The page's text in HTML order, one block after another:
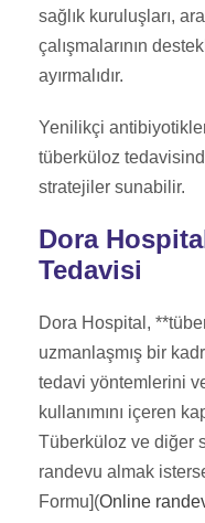
sağlık kuruluşları,
çalışmalarının
ayırmalıdır.
Yenilikçi
tüberküloz
stratejiler sunabilir.
Dora
Tedavisi
Dora Hospital,
uzmanlaşmış bir
tedavi yöntemlerini
kullanımını içeren
Tüberküloz ve diğer
randevu almak
Formu](Online